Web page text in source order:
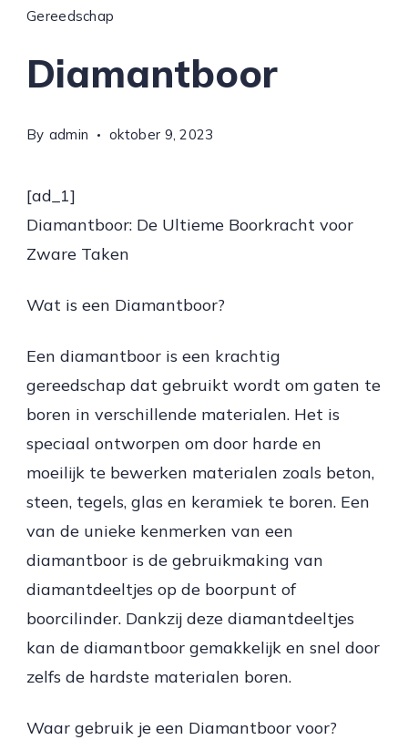
Gereedschap
Diamantboor
By admin oktober 9, 2023
[ad_1]
Diamantboor: De Ultieme Boorkracht voor
Zware Taken
Wat is een Diamantboor?
Een diamantboor is een krachtig
gereedschap dat gebruikt wordt om gaten te
boren in verschillende materialen. Het is
speciaal ontworpen om door harde en
moeilijk te bewerken materialen zoals beton,
steen, tegels, glas en keramiek te boren. Een
van de unieke kenmerken van een
diamantboor is de gebruikmaking van
diamantdeeltjes op de boorpunt of
boorcilinder. Dankzij deze diamantdeeltjes
kan de diamantboor gemakkelijk en snel door
zelfs de hardste materialen boren.
Waar gebruik je een Diamantboor voor?